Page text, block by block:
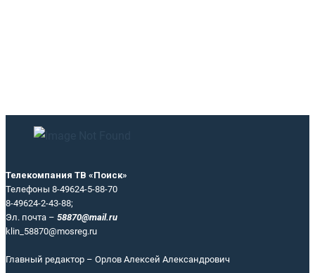
Телекомпания ТВ «Поиск»
Телефоны 8-49624-5-88-70
8-49624-2-43-88;
Эл. почта – 58870@mail.ru
klin_58870@mosreg.ru
Главный редактор – Орлов Алексей Александрович